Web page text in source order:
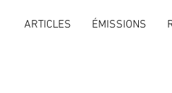
ARTICLES ÉMISSIONS